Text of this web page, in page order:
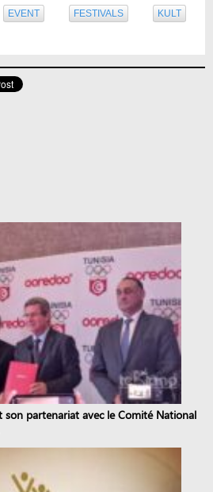
EVENT FESTIVALS
KULT
son partenariat avec le Comité National